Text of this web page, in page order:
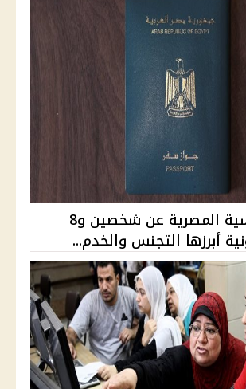
إسقاط الجنسية المصرية عن شخصين و8
أبرزها التجنس والخدم...